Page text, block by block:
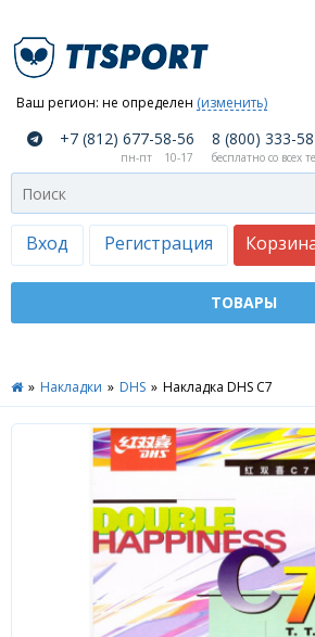
Ваш регион: не определен (изменить)
Вход Регистрация
компании
Как
сделать
заказ
Оплата
доставка
Москва
+7 (812) 677-58-56 8 (800) 333-
пн-пт 10-17 бесплатно со всех
» Накладки » DHS » Накладка DHS C7